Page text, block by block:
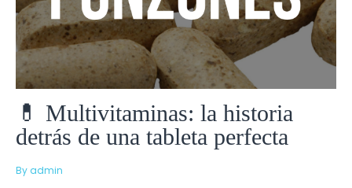
💊 Multivitaminas: la historia
detrás de una tableta perfecta
By admin